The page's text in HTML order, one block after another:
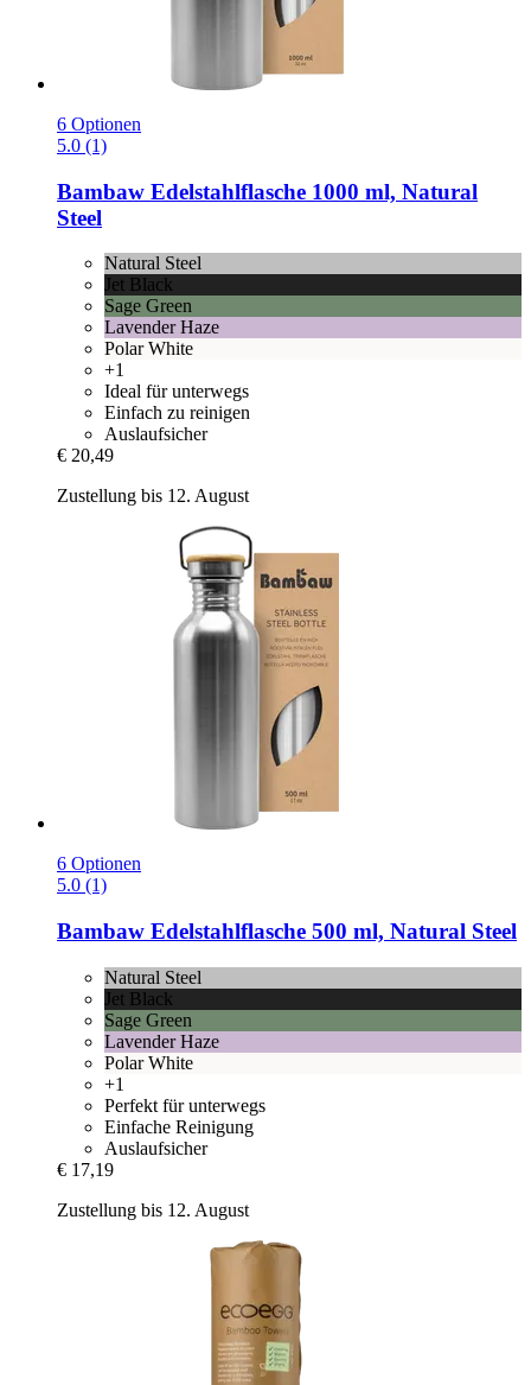
6 Optionen
5.0 (1)
Bambaw Edelstahlflasche 1000 ml, Natural
Steel
Natural Steel
Jet Black
Sage Green
Lavender Haze
Polar White
+1
Ideal für unterwegs
Einfach zu reinigen
Auslaufsicher
€ 20,49
Zustellung bis 12. August
6 Optionen
5.0 (1)
Bambaw Edelstahlflasche 500 ml, Natural Steel
Natural Steel
Jet Black
Sage Green
Lavender Haze
Polar White
+1
Perfekt für unterwegs
Einfache Reinigung
Auslaufsicher
€ 17,19
Zustellung bis 12. August